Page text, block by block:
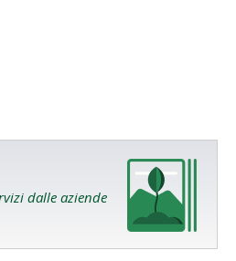
dalle aziende